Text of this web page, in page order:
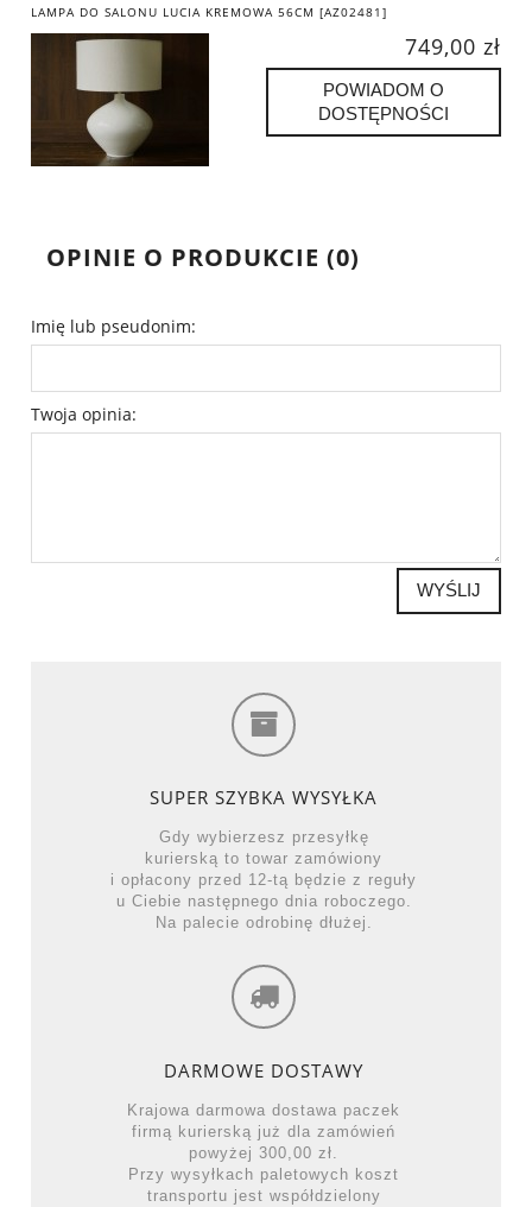
LAMPA DO SALONU LUCIA KREMOWA 56CM [AZ02481]
749,00 zł
POWIADOM O
DOSTĘPNOŚCI
OPINIE O PRODUKCIE (0)
Imię lub pseudonim:
Twoja opinia:
WYŚLIJ
SUPER SZYBKA WYSYŁKA
Gdy wybierzesz przesyłkę
kurierską to towar zamówiony
i opłacony przed 12-tą będzie z reguły
u Ciebie następnego dnia roboczego.
Na palecie odrobinę dłużej.
DARMOWE DOSTAWY
Krajowa darmowa dostawa paczek
firmą kurierską już dla zamówień
powyżej 300,00 zł.
Przy wysyłkach paletowych koszt
transportu jest współdzielony